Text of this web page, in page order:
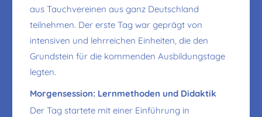
aus Tauchvereinen aus ganz Deutschland
teilnehmen. Der erste Tag war geprägt von
intensiven und lehrreichen Einheiten, die den
Grundstein für die kommenden Ausbildungstage
legten.
Morgensession: Lernmethoden und Didaktik
Der Tag startete mit einer Einführung in